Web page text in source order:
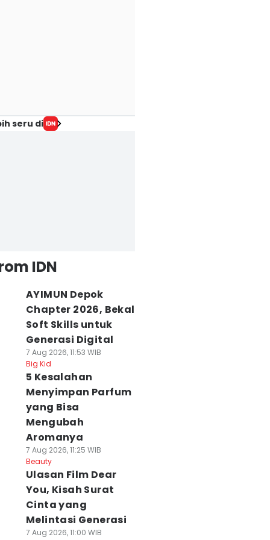
seru di
IDN
AYIMUN Depok
Chapter 2026, Bekal
Soft Skills untuk
Generasi Digital
7 Aug 2026, 11:53 WIB
Big Kid
5 Kesalahan
Menyimpan Parfum
yang Bisa
Mengubah
Aromanya
7 Aug 2026, 11:25 WIB
Beauty
Ulasan Film Dear
You, Kisah Surat
Cinta yang
Melintasi Generasi
7 Aug 2026, 11:00 WIB